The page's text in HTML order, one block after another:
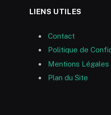
LIENS UTILES
Contact
Politique de
Mentions Légales
Plan du Site